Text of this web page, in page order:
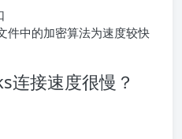
件中的加密算法为速度较快
连接速度很慢？